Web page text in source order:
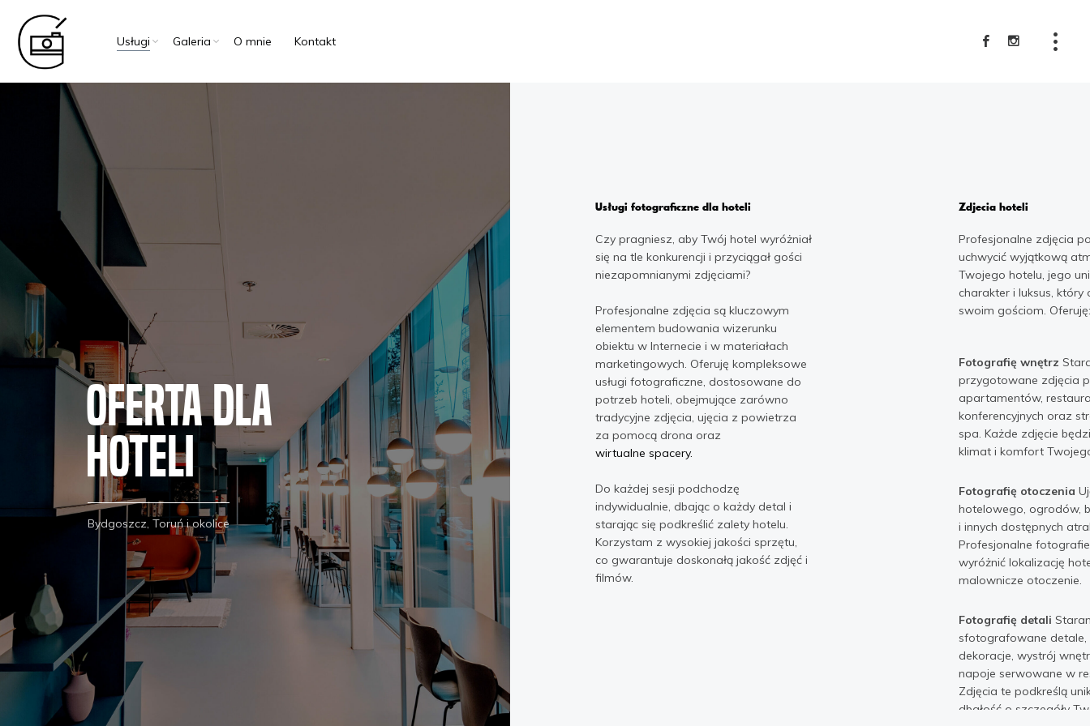
Usługi Galeria O mnie Kontakt
OFERTA DLA
HOTELI
Bydgoszcz, Toruń i okolice
Usługi fotograficzne dla hoteli
Czy pragniesz, aby Twój hotel wyróżniał
się na tle konkurencji i przyciągał gości
niezapomnianymi zdjęciami?
Profesjonalne zdjęcia są kluczowym
elementem budowania wizerunku
obiektu w Internecie i w materiałach
marketingowych. Oferuję kompleksowe
usługi fotograficzne, dostosowane do
potrzeb hoteli, obejmujące zarówno
tradycyjne zdjęcia, ujęcia z powietrza
za pomocą drona oraz
wirtualne spacery.
Do każdej sesji podchodzę
indywidualnie, dbając o każdy detal i
starając się podkreślić zalety hotelu.
Korzystam z wysokiej jakości sprzętu,
co gwarantuje doskonałą jakość zdjęć i
Zdjecia hoteli
Profesjonalne zdjęcia
uchwycić wyjątkową
Twojego hotelu, jego
charakter i luksus, który
Fotografię wnętrz
przygotowane zdjęcia
apartamentów,
konferencyjnych oraz
spa. Każde zdjęcie
klimat i komfort
Fotografię otoczenia
hotelowego, ogrodów,
i innych dostępnych
Profesjonalne
wyróżnić lokalizację
malownicze otoczenie.
Fotografię detali
sfotografowane detale,
dekoracje, wystrój
napoje serwowane w
Zdjęcia te podkreślą
dbałość o szczegóły
Galeria
O mnie
Kontakt